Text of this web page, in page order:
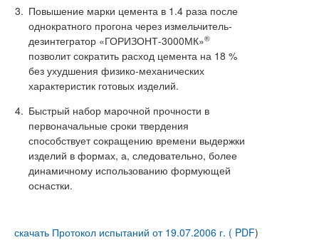
Повышение марки цемента в 1.4 раза после
однократного прогона через измельчитель-
дезинтегратор «ГОРИЗОНТ-3000МК»®
позволит сократить расход цемента на 18 %
без ухудшения физико-механических
характеристик готовых изделий.
Быстрый набор марочной прочности в
первоначальные сроки твердения
способствует сокращению времени выдержки
изделий в формах, а, следовательно, более
динамичному использованию формующей
оснастки.
скачать Протокол испытаний от 19.07.2006 г. ( PDF)